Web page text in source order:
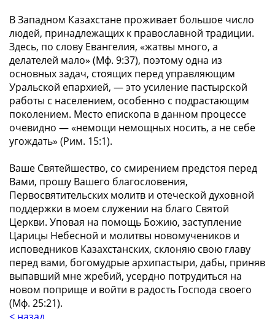
В Западном Казахстане проживает большое число
людей, принадлежащих к православной традиции.
Здесь, по слову Евангелия, «жатвы много, а
делателей мало» (Мф. 9:37), поэтому одна из
основных задач, стоящих перед управляющим
Уральской епархией, — это усиление пастырской
работы с населением, особенно с подрастающим
поколением. Место епископа в данном процессе
очевидно — «немощи немощных носить, а не себе
угождать» (Рим. 15:1).
Ваше Святейшество, со смирением предстоя перед
Вами, прошу Вашего благословения,
Первосвятительских молитв и отеческой духовной
поддержки в моем служении на благо Святой
Церкви. Уповая на помощь Божию, заступление
Царицы Небесной и молитвы новомучеников и
исповедников Казахстанских, склоняю свою главу
перед вами, богомудрые архипастыри, дабы, приняв
выпавший мне жребий, усердно потрудиться на
новом поприще и войти в радость Господа своего
(Мф. 25:21).